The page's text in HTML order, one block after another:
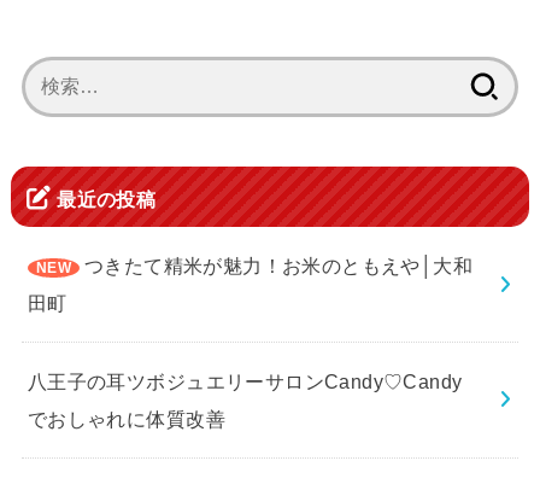
索:
最近の投稿
つきたて精米が魅力！お米のともえや│大和
田町
八王子の耳ツボジュエリーサロンCandy♡Candy
でおしゃれに体質改善